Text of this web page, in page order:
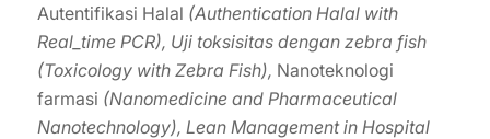
Autentifikasi Halal (Authentication Halal with
Real_time PCR), Uji toksisitas dengan zebra fish
(Toxicology with Zebra Fish), Nanoteknologi
farmasi (Nanomedicine and Pharmaceutical
Nanotechnology), Lean Management in Hospital